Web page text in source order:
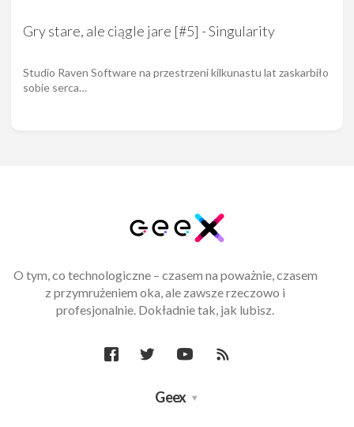
Gry stare, ale ciągle jare [#5] - Singularity
Studio Raven Software na przestrzeni kilkunastu lat zaskarbiło
sobie serca…
O tym, co technologiczne – czasem na poważnie, czasem
z przymrużeniem oka, ale zawsze rzeczowo i
profesjonalnie. Dokładnie tak, jak lubisz.
Geex